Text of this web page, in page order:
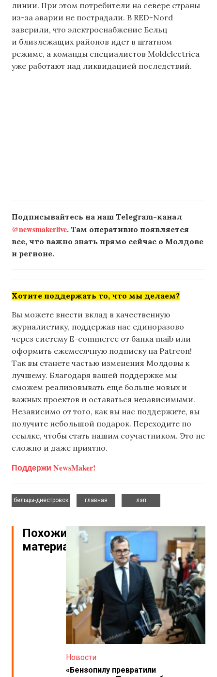
линии. При этом потребители на севере страны
из-за аварии не пострадали. В RED-Nord
заверили, что электроснабжение Бельц
и близлежащих районов идет в штатном
режиме, а команды специалистов Moldelectrica
уже работают над ликвидацией последствий.
Подписывайтесь на наш Telegram-канал
@newsmakerlive. Там оперативно появляется
все, что важно знать прямо сейчас о Молдове
и регионе.
Хотите поддержать то, что мы делаем?
Вы можете внести вклад в качественную
журналистику, поддержав нас единоразово
через систему E-commerce от банка maib или
оформить ежемесячную подписку на Patreon!
Так вы станете частью изменения Молдовы к
лучшему. Благодаря вашей поддержке мы
сможем реализовывать еще больше новых и
важных проектов и оставаться независимыми.
Независимо от того, как вы нас поддержите, вы
получите небольшой подарок. Переходите по
ссылке, чтобы стать нашим соучастником. Это не
сложно и даже приятно.
Поддержи NewsMaker!
бельцы-днестровск
главная
лэп
Похожие
материалы
Новости
«Бензопилу превратили